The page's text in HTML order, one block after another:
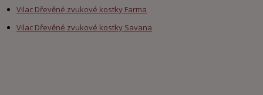
Vilac Dřevěné zvukové kostky Farma
Vilac Dřevěné zvukové kostky Savana